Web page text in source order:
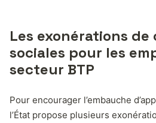
Les exonérations de
sociales pour les
secteur BTP
Pour encourager l’embauche
l’État propose plusieurs